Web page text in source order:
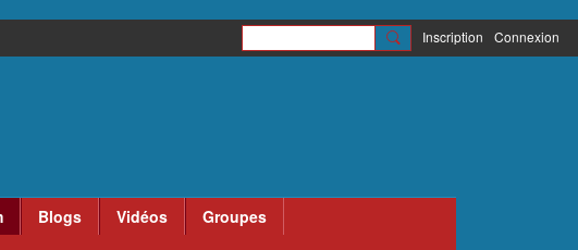
Inscription Connexion
Blogs Vidéos
Groupes